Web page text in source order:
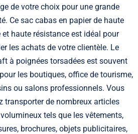
de votre choix pour une grande
Ce sac cabas en papier de haute
haute résistance est idéal pour
les achats de votre clientèle. Le
à poignées torsadées est souvent
les boutiques, office de tourisme,
ou salons professionnels. Vous
transporter de nombreux articles
tels que les vêtements,
brochures, objets publicitaires,